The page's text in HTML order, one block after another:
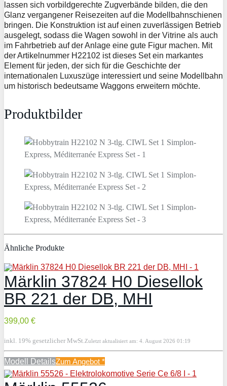
lassen sich vorbildgerechte Zugverbände bilden, die den
Glanz vergangener Reisezeiten auf die Modellbahnschienen
bringen. Die Konstruktion ist auf einen zuverlässigen Betrieb
ausgelegt, sodass die Wagen sowohl in der Vitrine als auch
im Fahrbetrieb auf der Anlage eine gute Figur machen. Mit
der Artikelnummer H22102 ist dieses Set ein markantes
Element für jeden, der sich für die Geschichte der
internationalen Luxuszüge interessiert und seine Modellbahn
um historisch bedeutsame Waggons erweitern möchte.
Produktbilder
Ähnliche Produkte
Märklin 37824 H0 Diesellok
BR 221 der DB, MHI
399,00 €
inkl. 19% gesetzlicher MwSt. Zuletzt aktualisiert am: 4. August 2026 01:19
Modell DetailsZum Angebot *